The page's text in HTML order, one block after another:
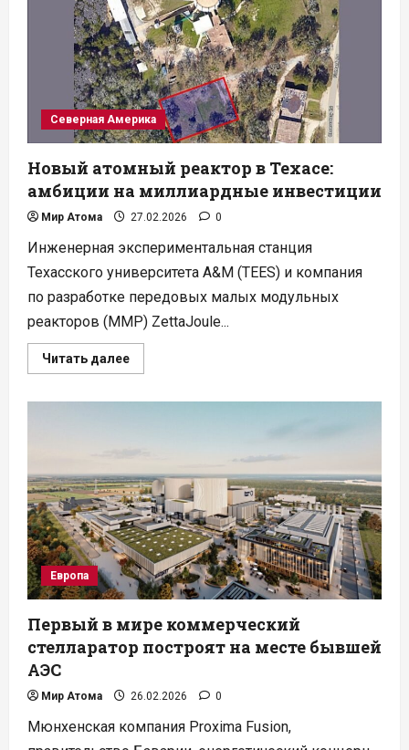
будущее
атомных
станций
Vistra
Северная Америка
Новый атомный реактор в Техасе:
амбиции на миллиардные инвестиции
Мир Атома 27.02.2026 0
Инженерная экспериментальная станция
Техасского университета A&M (TEES) и компания
по разработке передовых малых модульных
реакторов (ММР) ZettaJoule...
Читать далееПрочитать
больше
амбиции
на
миллиардные
инвестиции
Европа
Первый в мире коммерческий
стелларатор построят на месте бывшей
АЭС
Мир Атома 26.02.2026 0
Мюнхенская компания Proxima Fusion,